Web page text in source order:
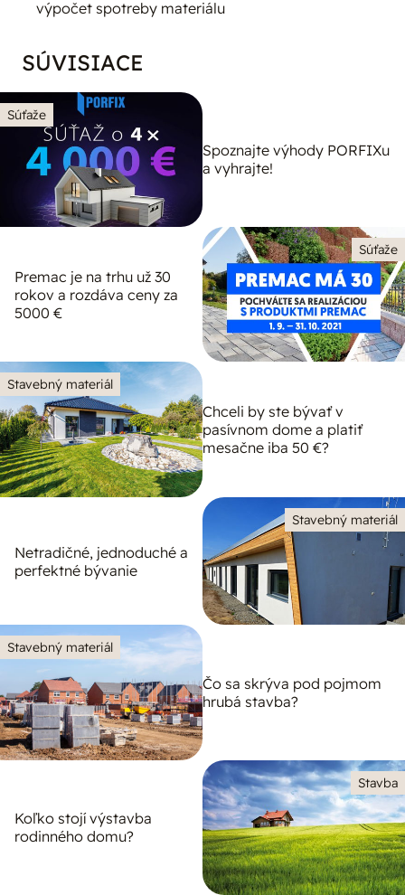
výpočet spotreby materiálu
SÚVISIACE
Súťaže
Spoznajte výhody PORFIXu
a vyhrajte!
Súťaže
Premac je na trhu už 30
rokov a rozdáva ceny za
5000 €
Stavebný materiál
Chceli by ste bývať v
pasívnom dome a platiť
mesačne iba 50 €?
Stavebný materiál
Netradičné, jednoduché a
perfektné bývanie
Stavebný materiál
Čo sa skrýva pod pojmom
hrubá stavba?
Stavba
Koľko stojí výstavba
rodinného domu?